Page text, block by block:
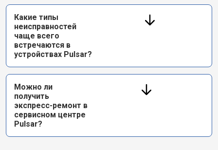
Какие типы
неисправностей
чаще всего
встречаются в
устройствах Pulsar?
Можно ли
получить
экспресс-ремонт в
сервисном центре
Pulsar?